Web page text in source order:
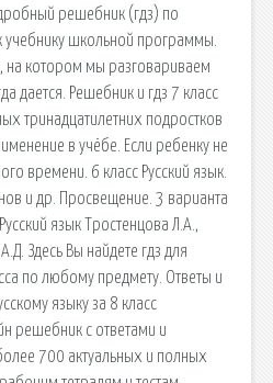
решебник (гдз) по
учебнику школьной программы.
на котором мы разговариваем
дается. Решебник и гдз 7 класс
тринадцатилетних подростков
в учёбе. Если ребенку не
времени. 6 класс Русский язык.
и др. Просвещение. 3 варианта
язык Тростенцова Л.А.,
Здесь Вы найдете гдз для
по любому предмету. Ответы и
языку за 8 класс
решебник с ответами и
700 актуальных и полных